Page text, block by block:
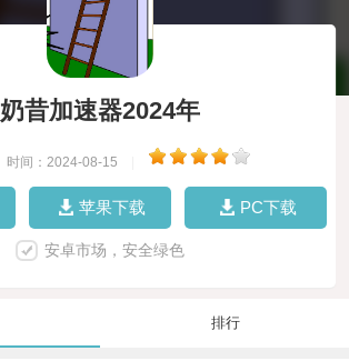
奶昔加速器2024年
时间：2024-08-15
苹果下载 PC下载
安卓市场，安全绿色
排行